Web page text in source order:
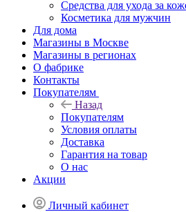
Средства для ухода за
Косметика для мужчин
Для дома
Магазины в Москве
Магазины в регионах
О фабрике
Контакты
Покупателям
Назад
Покупателям
Условия оплаты
Доставка
Гарантия на товар
О нас
Акции
Личный кабинет